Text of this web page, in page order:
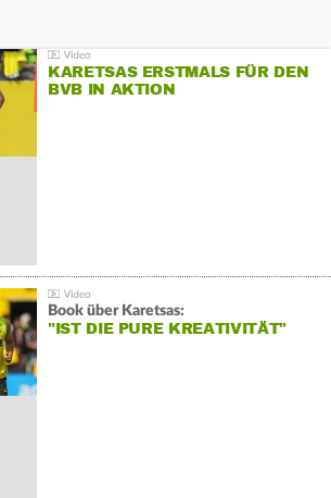
KARETSAS ERSTMALS FÜR DEN
BVB IN AKTION
Book über Karetsas:
"IST DIE PURE KREATIVITÄT"